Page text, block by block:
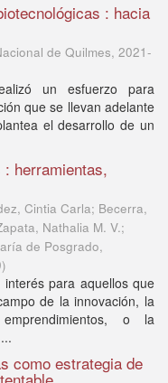
: hacia
de Quilmes, 2021-
un esfuerzo para
que se llevan adelante
el desarrollo de un
herramientas,
Cintia Carla; Becerra,
Nathalia M. V.;
de Posgrado,
)
para aquellos que
de la innovación, la
o la
como estrategia de